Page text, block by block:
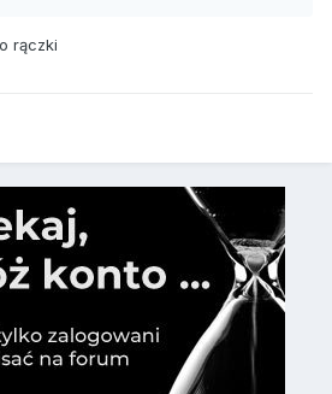
jak rozwiązujecie ten problem z
rączki